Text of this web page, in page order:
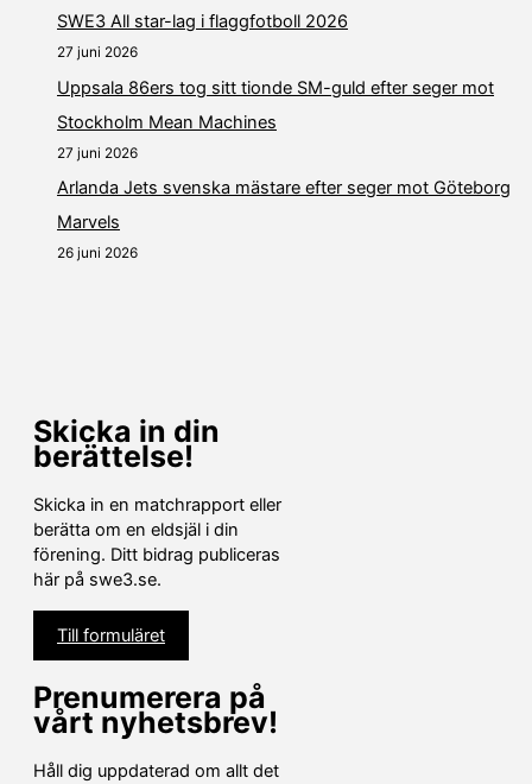
SWE3 All star-lag i flaggfotboll 2026
27 juni 2026
Uppsala 86ers tog sitt tionde SM-guld efter seger mot
Stockholm Mean Machines
27 juni 2026
Arlanda Jets svenska mästare efter seger mot Göteborg
Marvels
26 juni 2026
Skicka in din
berättelse!
Skicka in en matchrapport eller
berätta om en eldsjäl i din
förening. Ditt bidrag publiceras
här på swe3.se.
Till formuläret
Prenumerera på
vårt nyhetsbrev!
Håll dig uppdaterad om allt det